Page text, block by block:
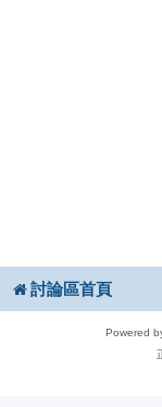
討論區首頁
Powered